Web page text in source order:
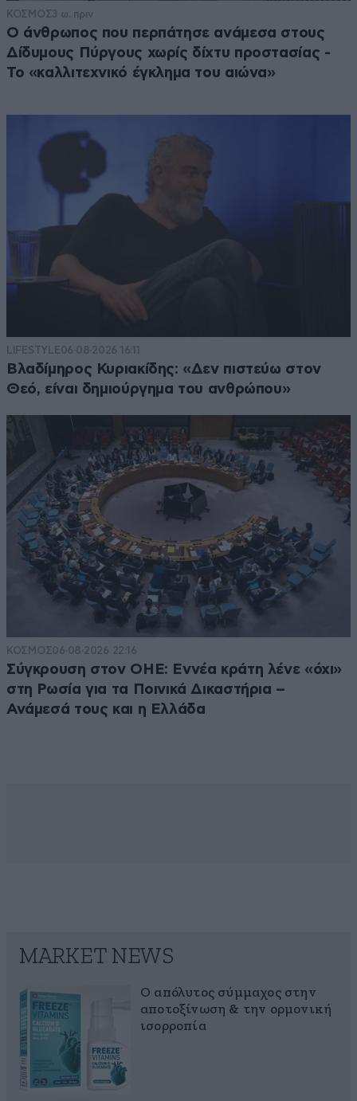
ΚΟΣΜΟΣ3 ω. πριν
Ο άνθρωπος που περπάτησε ανάμεσα στους
Δίδυμους Πύργους χωρίς δίχτυ προστασίας -
Το «καλλιτεχνικό έγκλημα του αιώνα»
LIFESTYLE06·08·2026 16:11
Βλαδίμηρος Κυριακίδης: «Δεν πιστεύω στον
Θεό, είναι δημιούργημα του ανθρώπου»
ΚΟΣΜΟΣ06·08·2026 22:16
Σύγκρουση στον ΟΗΕ: Εννέα κράτη λένε «όχι»
στη Ρωσία για τα Ποινικά Δικαστήρια –
Ανάμεσά τους και η Ελλάδα
MARKET NEWS
Ο απόλυτος σύμμαχος στην
αποτοξίνωση & την ορμονική
ισορροπία